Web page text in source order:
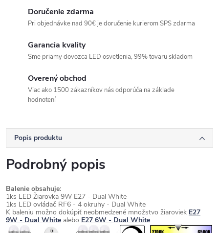
Doručenie zdarma
Pri objednávke nad 90€ je doručenie kurierom SPS zdarma
Garancia kvality
Sme priamy dovozca LED osvetlenia, 99% tovaru skladom
Overený obchod
Viac ako 1500 zákazníkov nás odporúča na základe
hodnotení
Popis produktu
Podrobný popis
Balenie obsahuje:
1ks LED Žiarovka 9W E27 - Dual White
1ks LED ovládač RF6 - 4 okruhy - Dual White
K baleniu možno dokúpiť neobmedzené množstvo žiaroviek E27
9W - Dual White alebo E27 6W - Dual White.